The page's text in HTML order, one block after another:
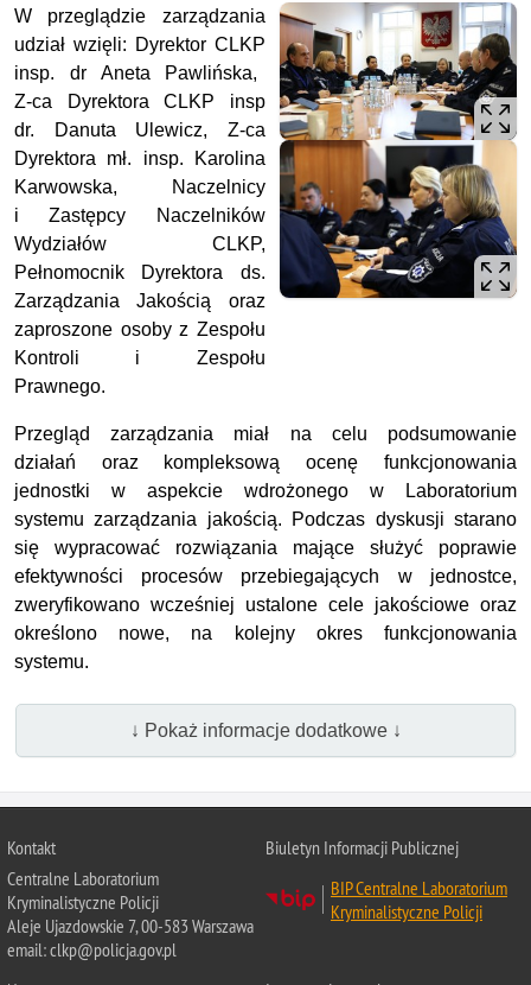
W przeglądzie zarządzania
udział wzięli: Dyrektor CLKP
insp. dr Aneta Pawlińska,
Z-ca Dyrektora CLKP insp
dr. Danuta Ulewicz, Z-ca
Dyrektora mł. insp. Karolina
Karwowska, Naczelnicy
i Zastępcy Naczelników
Wydziałów CLKP,
Pełnomocnik Dyrektora ds.
Zarządzania Jakością oraz
zaproszone osoby z Zespołu
Kontroli i Zespołu
Prawnego.
Przegląd zarządzania miał na celu podsumowanie
działań oraz kompleksową ocenę funkcjonowania
jednostki w aspekcie wdrożonego w Laboratorium
systemu zarządzania jakością. Podczas dyskusji starano
się wypracować rozwiązania mające służyć poprawie
efektywności procesów przebiegających w jednostce,
zweryfikowano wcześniej ustalone cele jakościowe oraz
określono nowe, na kolejny okres funkcjonowania
systemu.
↓ Pokaż informacje dodatkowe ↓
Kontakt
Centralne Laboratorium
Kryminalistyczne Policji
Aleje Ujazdowskie 7, 00-583 Warszawa
email: clkp@policja.gov.pl
Biuletyn Informacji Publicznej
BIP Centralne Laboratorium
Kryminalistyczne Policji